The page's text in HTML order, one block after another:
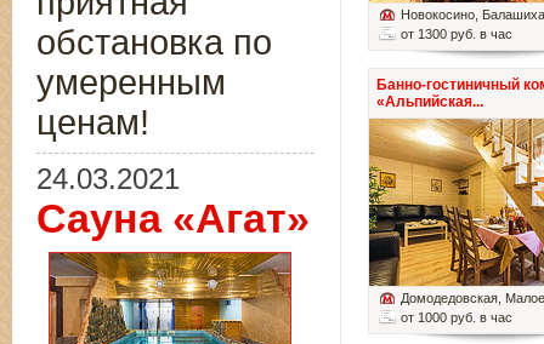
Новокосино , Балашиха
от 1300 руб. в час
Банно-гостиничный
«Альпийская...
Домодедовская ,
от 1000 руб. в час
обстановка по
умеренным
ценам!
24.03.2021
Сауна «Агат»